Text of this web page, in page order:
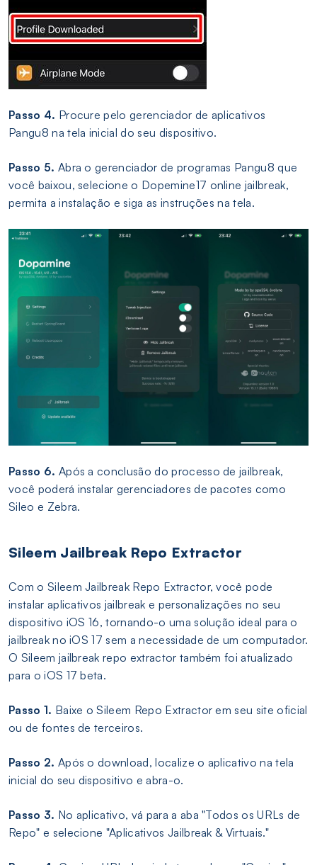
Passo 4. Procure pelo gerenciador de aplicativos
Pangu8 na tela inicial do seu dispositivo.
Passo 5. Abra o gerenciador de programas Pangu8 que
você baixou, selecione o Dopemine17 online jailbreak,
permita a instalação e siga as instruções na tela.
Passo 6. Após a conclusão do processo de jailbreak,
você poderá instalar gerenciadores de pacotes como
Sileo e Zebra.
Sileem Jailbreak Repo Extractor
Com o Sileem Jailbreak Repo Extractor, você pode
instalar aplicativos jailbreak e personalizações no seu
dispositivo iOS 16, tornando-o uma solução ideal para o
jailbreak no iOS 17 sem a necessidade de um computador.
O Sileem jailbreak repo extractor também foi atualizado
para o iOS 17 beta.
Passo 1. Baixe o Sileem Repo Extractor em seu site oficial
ou de fontes de terceiros.
Passo 2. Após o download, localize o aplicativo na tela
inicial do seu dispositivo e abra-o.
Passo 3. No aplicativo, vá para a aba "Todos os URLs de
Repo" e selecione "Aplicativos Jailbreak & Virtuais."